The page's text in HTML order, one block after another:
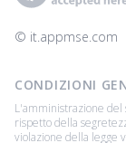
© ‌it.appmse.com
CONDIZIONI
L'amministrazione del
rispetto della
violazione della legge